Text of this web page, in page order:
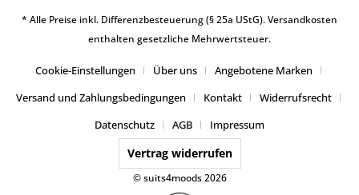
* Alle Preise inkl. Differenzbesteuerung (§ 25a UStG).Versandkosten
enthalten gesetzliche Mehrwertsteuer.
Cookie-Einstellungen Über uns
Angebotene Marken
Versand und Zahlungsbedingungen
Kontakt
Widerrufsrecht
Datenschutz
AGB Impressum
Vertrag widerrufen
© suits4moods 2026